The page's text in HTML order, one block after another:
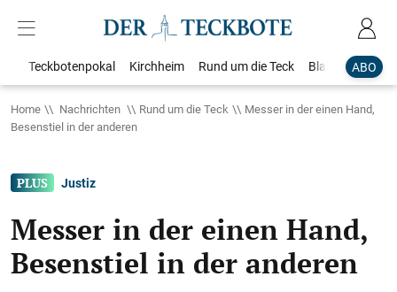
ABO
Teckbotenpokal Kirchheim Rund um die Teck Blaulicht
Home Nachrichten Rund um die Teck
Messer in der einen Hand,
Besenstiel in der anderen
Justiz
Messer in der einen Hand,
Besenstiel in der anderen